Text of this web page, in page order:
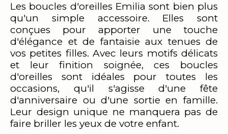
Les boucles d'oreilles Emilia sont bien plus
qu'un simple accessoire. Elles sont
conçues pour apporter une touche
d'élégance et de fantaisie aux tenues de
vos petites filles. Avec leurs motifs délicats
et leur finition soignée, ces boucles
d'oreilles sont idéales pour toutes les
occasions, qu'il s'agisse d'une fête
d'anniversaire ou d'une sortie en famille.
Leur design unique ne manquera pas de
faire briller les yeux de votre enfant.